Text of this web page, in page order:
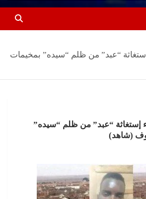
“عبد” من ظلم “سيده” بمخيمات
إستغاثة “عبد” من ظلم “سيده”
(شاهد)